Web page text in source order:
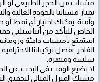
مشبات من الحجر الطبيعي أو
تمتاز مشباتنا بالجودة العالية
وآمنة. يمكنك اختيار أي نمط
الخاص للتأكد من أننا سنلبي
استمتع بأمسيات دافئة
الفاخر. بفضل تركيباتنا
سلسة ومبهرة.
لا تضيع الوقت في البحث عن
مشبك المنزل المثالي لتحقيق